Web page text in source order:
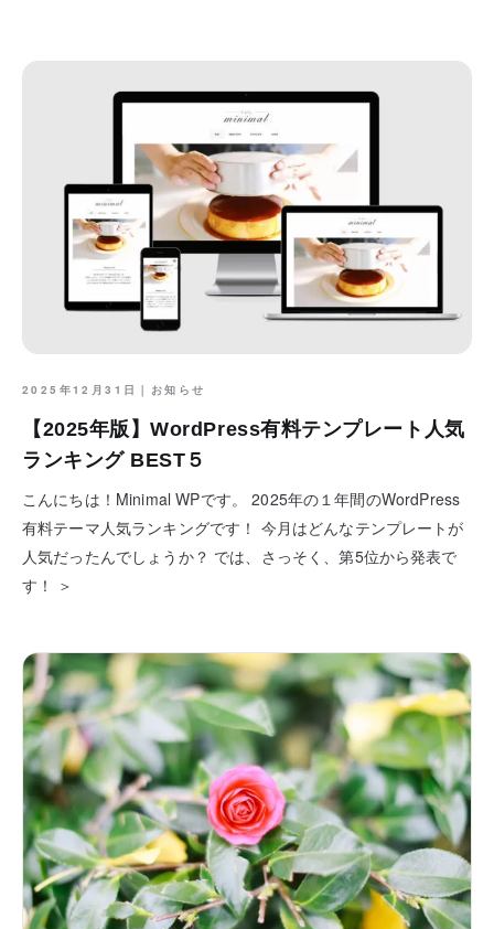
2025年12月31日｜ お知らせ
【2025年版】WordPress有料テンプレート人気
ランキング BEST５
こんにちは！Minimal WPです。 2025年の１年間のWordPress
有料テーマ人気ランキングです！ 今月はどんなテンプレートが
人気だったんでしょうか？ では、さっそく、第5位から発表で
す！ ＞